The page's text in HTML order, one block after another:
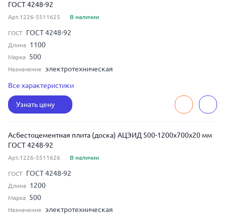
ГОСТ 4248-92
Арт.1226-5511625 В наличии
ГОСТ ГОСТ 4248-92
Длина 1100
Марка 500
Назначение электротехническая
Все характеристики
Узнать цену
Асбестоцементная плита (доска) АЦЭИД 500-1200x700x20 мм
ГОСТ 4248-92
Арт.1226-5511626 В наличии
ГОСТ ГОСТ 4248-92
Длина 1200
Марка 500
Назначение электротехническая